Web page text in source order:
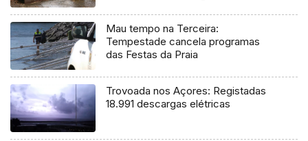
Mau tempo na Terceira:
Tempestade cancela programas
das Festas da Praia
Trovoada nos Açores: Registadas
18.991 descargas elétricas